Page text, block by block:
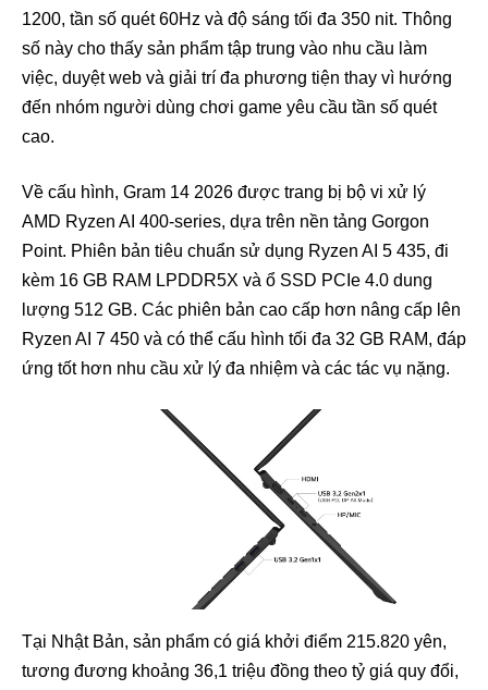
1200, tần số quét 60Hz và độ sáng tối đa 350 nit. Thông
số này cho thấy sản phẩm tập trung vào nhu cầu làm
việc, duyệt web và giải trí đa phương tiện thay vì hướng
đến nhóm người dùng chơi game yêu cầu tần số quét
cao.
Về cấu hình, Gram 14 2026 được trang bị bộ vi xử lý
AMD Ryzen AI 400-series, dựa trên nền tảng Gorgon
Point. Phiên bản tiêu chuẩn sử dụng Ryzen AI 5 435, đi
kèm 16 GB RAM LPDDR5X và ổ SSD PCIe 4.0 dung
lượng 512 GB. Các phiên bản cao cấp hơn nâng cấp lên
Ryzen AI 7 450 và có thể cấu hình tối đa 32 GB RAM, đáp
ứng tốt hơn nhu cầu xử lý đa nhiệm và các tác vụ nặng.
Tại Nhật Bản, sản phẩm có giá khởi điểm 215.820 yên,
tương đương khoảng 36,1 triệu đồng theo tỷ giá quy đổi,